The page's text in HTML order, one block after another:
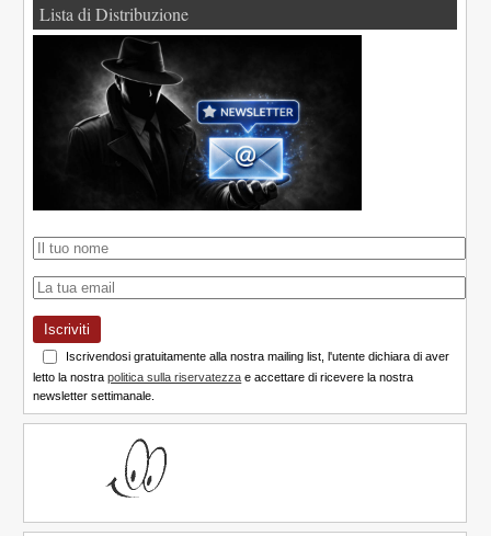
Lista di Distribuzione
Iscriviti
Iscrivendosi gratuitamente alla nostra mailing list, l'utente dichiara di aver
letto la nostrapolitica sulla riservatezza e accettare di ricevere la nostra
newsletter settimanale.